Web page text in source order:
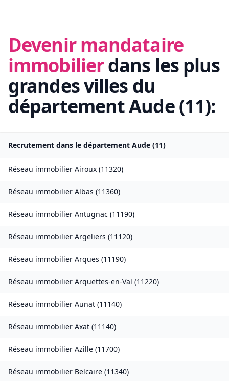
Devenir mandataire
immobilierdans les plus
grandes villes du
départementAude(11):
Recrutement dans le département Aude (11)
Réseau immobilier Airoux (11320)
Réseau immobilier Albas (11360)
Réseau immobilier Antugnac (11190)
Réseau immobilier Argeliers (11120)
Réseau immobilier Arques (11190)
Réseau immobilier Arquettes-en-Val (11220)
Réseau immobilier Aunat (11140)
Réseau immobilier Axat (11140)
Réseau immobilier Azille (11700)
Réseau immobilier Belcaire (11340)